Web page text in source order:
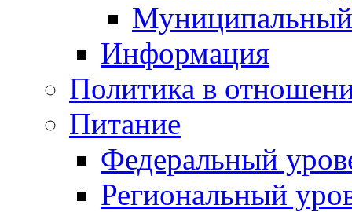
Информация
Политика в
Питание
Федеральный
Региональный